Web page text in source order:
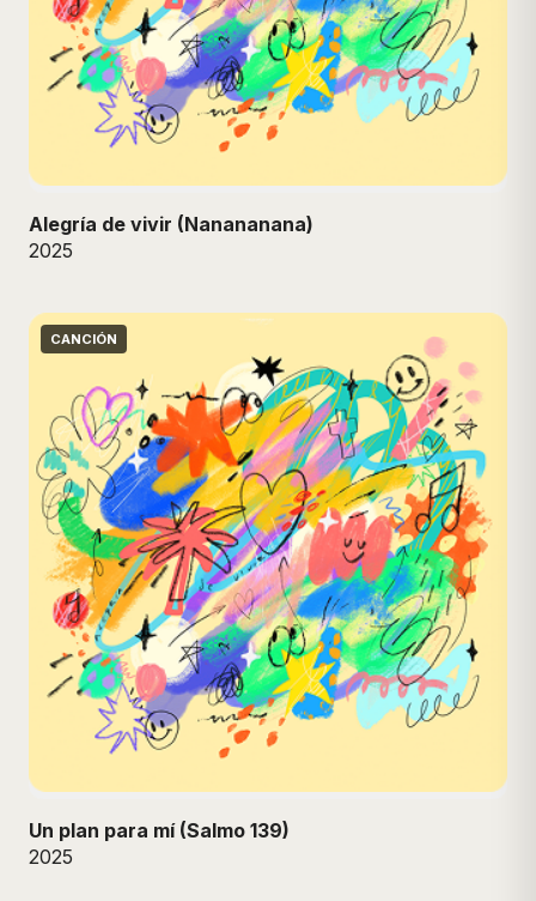
Alegría de vivir (Nanananana)
2025
CANCIÓN
Un plan para mí (Salmo 139)
2025